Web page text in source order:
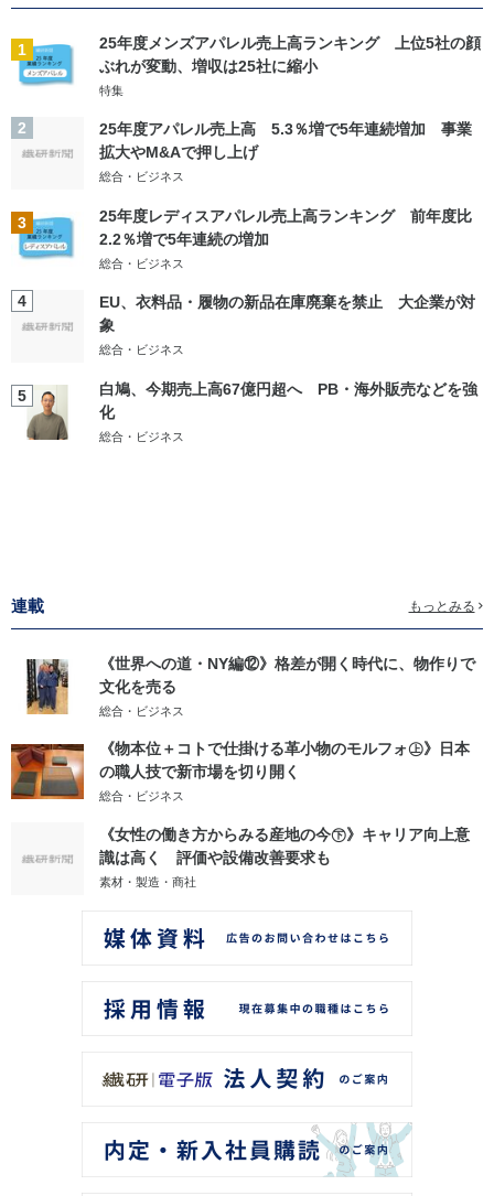
1
25年度メンズアパレル売上高ランキング 上位5社の顔
ぶれが変動、増収は25社に縮小
特集
2
25年度アパレル売上高 5.3％増で5年連続増加 事業
拡大やM&Aで押し上げ
総合・ビジネス
3
25年度レディスアパレル売上高ランキング 前年度比
2.2％増で5年連続の増加
総合・ビジネス
4
EU、衣料品・履物の新品在庫廃棄を禁止 大企業が対
象
総合・ビジネス
5
白鳩、今期売上高67億円超へ PB・海外販売などを強
化
総合・ビジネス
連載 もっとみる
《世界への道・NY編⑫》格差が開く時代に、物作りで
文化を売る
総合・ビジネス
《物本位＋コトで仕掛ける革小物のモルフォ㊤》日本
の職人技で新市場を切り開く
総合・ビジネス
《女性の働き方からみる産地の今㊦》キャリア向上意
識は高く 評価や設備改善要求も
素材・製造・商社